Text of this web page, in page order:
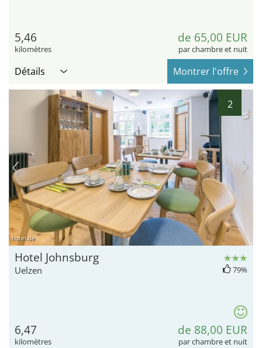
5,46
kilomètres
de 65,00 EUR
par chambre et nuit
Détails Montrer l'offre
2
hotel.de
Hotel Johnsburg
Uelzen 79%
6,47
kilomètres
de 88,00 EUR
par chambre et nuit